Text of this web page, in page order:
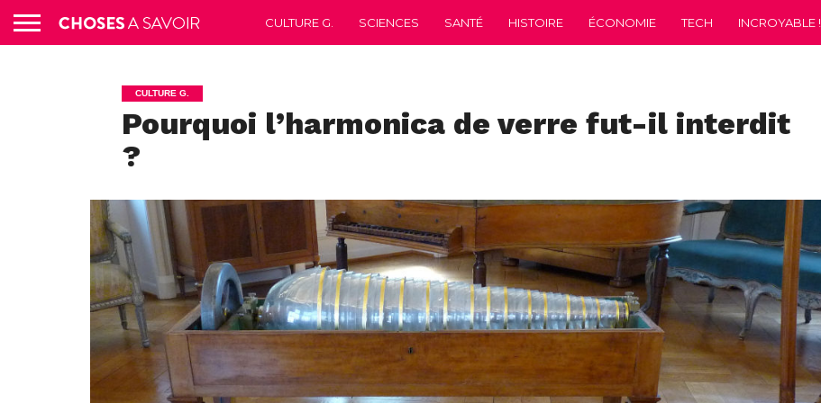
CULTURE G. SCIENCES SANTÉ HISTOIRE ÉCONOMIE TECH INCROYABLE !
CULTURE G.
Pourquoi l’harmonica de verre fut-il interdit
?